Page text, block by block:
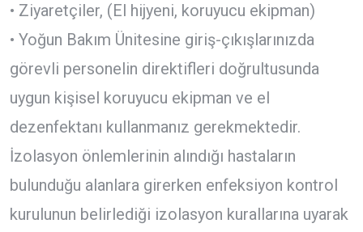
• Ziyaretçiler, (El hijyeni, koruyucu ekipman)
• Yoğun Bakım Ünitesine giriş-çıkışlarınızda
görevli personelin direktifleri doğrultusunda
uygun kişisel koruyucu ekipman ve el
dezenfektanı kullanmanız gerekmektedir.
İzolasyon önlemlerinin alındığı hastaların
bulunduğu alanlara girerken enfeksiyon kontrol
kurulunun belirlediği izolasyon kurallarına uyarak